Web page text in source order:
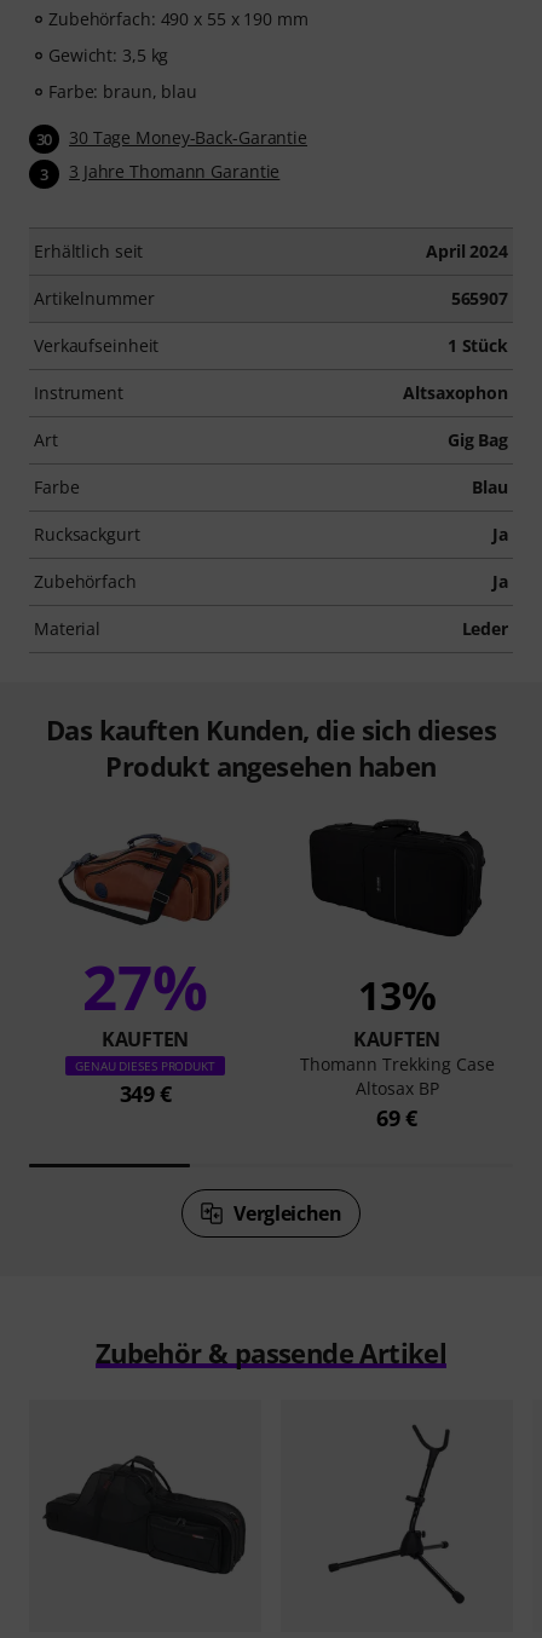
Zubehörfach: 490 x 55 x 190 mm
Gewicht: 3,5 kg
Farbe: braun, blau
30 30 Tage Money-Back-Garantie
3 3 Jahre Thomann Garantie
Erhältlich seit April 2024
Artikelnummer 565907
Verkaufseinheit 1 Stück
Instrument Altsaxophon
Art Gig Bag
Farbe Blau
Rucksackgurt Ja
Zubehörfach Ja
Material Leder
Das kauften Kunden, die sich dieses
Produkt angesehen haben
27%
KAUFTEN
GENAU DIESES PRODUKT
349 €
13%
KAUFTEN
Thomann Trekking Case
Altosax BP
69 €
Vergleichen
Zubehör & passende Artikel